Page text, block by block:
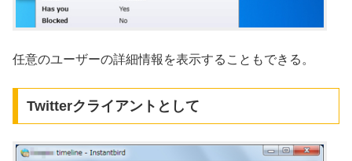
任意のユーザーの詳細情報を表示することもできる。
Twitterクライアントとして